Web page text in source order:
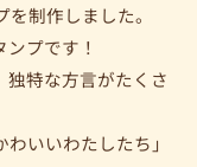
制作しました。
プです！
特な方言がたくさ
いいわたしたち」